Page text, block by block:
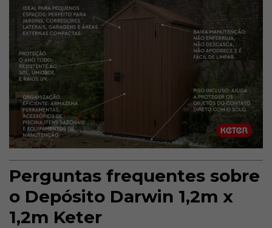
Perguntas frequentes sobre
o Depósito Darwin 1,2m x
1,2m Keter